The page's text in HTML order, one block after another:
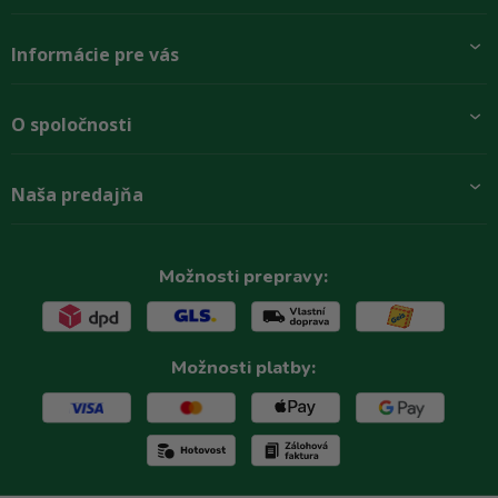
Informácie pre vás
Preprava a platba
Rady zákazníkom
O spoločnosti
O firme
Naša predajňa
Možnosti prepravy:
Možnosti platby: